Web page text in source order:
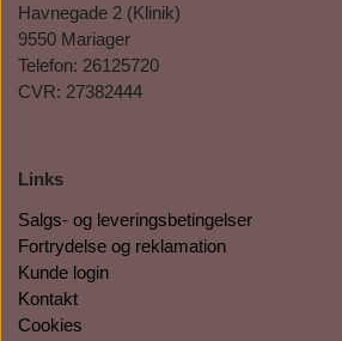
Havnegade 2 (Klinik)
9550 Mariager
Telefon: 26125720
CVR: 27382444
Links
Salgs- og leveringsbetingelser
Fortrydelse og reklamation
Kunde login
Kontakt
Cookies